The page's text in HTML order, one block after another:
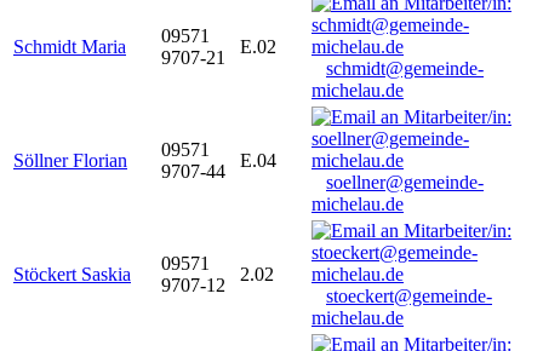
Schmidt Maria
09571
9707-21
E.02
schmidt@gemeinde-
michelau.de
Söllner Florian
09571
9707-44
E.04
soellner@gemeinde-
michelau.de
Stöckert Saskia
09571
9707-12
2.02
stoeckert@gemeinde-
michelau.de